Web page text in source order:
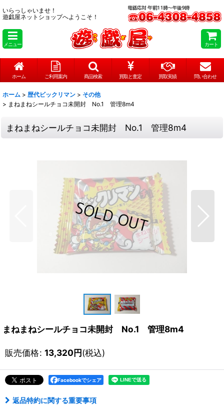
いらっしゃいませ！
遊戯屋ネットショップへようこそ！
メニュー カート
ホーム ご利用案内 商品検索 買取と査定 買取実績 問い合わせ
ホーム > 歴代ビックリマン > その他
> まねまねシールチョコ未開封 No.1 管理8m4
まねまねシールチョコ未開封 No.1 管理8m4
まねまねシールチョコ未開封 No.1 管理8m4
販売価格: 13,320円(税込)
Facebookでシェア
返品特約に関する重要事項